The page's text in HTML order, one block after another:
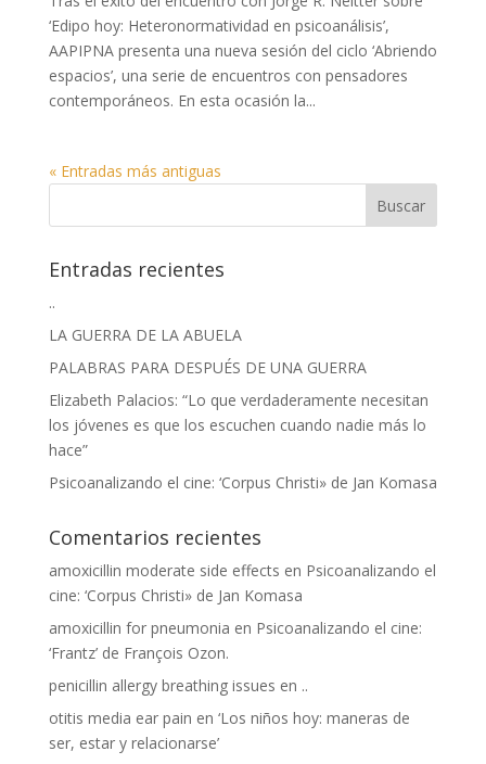
‘Edipo hoy: Heteronormatividad en psicoanálisis’,
AAPIPNA presenta una nueva sesión del ciclo ‘Abriendo
espacios’, una serie de encuentros con pensadores
contemporáneos. En esta ocasión la...
« Entradas más antiguas
Entradas recientes
..
LA GUERRA DE LA ABUELA
PALABRAS PARA DESPUÉS DE UNA GUERRA
Elizabeth Palacios: “Lo que verdaderamente necesitan
los jóvenes es que los escuchen cuando nadie más lo
hace”
Psicoanalizando el cine: ‘Corpus Christi» de Jan Komasa
Comentarios recientes
amoxicillin moderate side effects en Psicoanalizando el
cine: ‘Corpus Christi» de Jan Komasa
amoxicillin for pneumonia en Psicoanalizando el cine:
‘Frantz’ de François Ozon.
penicillin allergy breathing issues en ..
otitis media ear pain en ‘Los niños hoy: maneras de
ser, estar y relacionarse’